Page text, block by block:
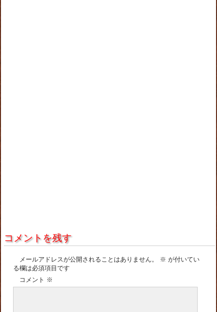
コメントを残す
メールアドレスが公開されることはありません。 ※ が付いてい
る欄は必須項目です
コメント ※